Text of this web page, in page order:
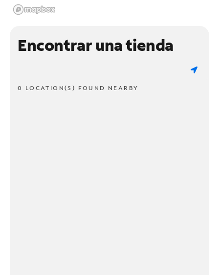
Encontrar una tienda
0 LOCATION(S) FOUND NEARBY